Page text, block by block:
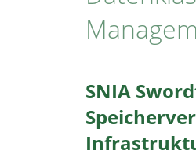
SNIA